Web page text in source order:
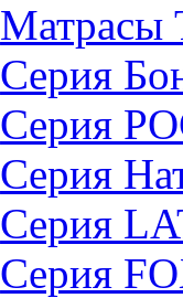
Матрасы
Серия
Серия
Серия
Серия
Серия